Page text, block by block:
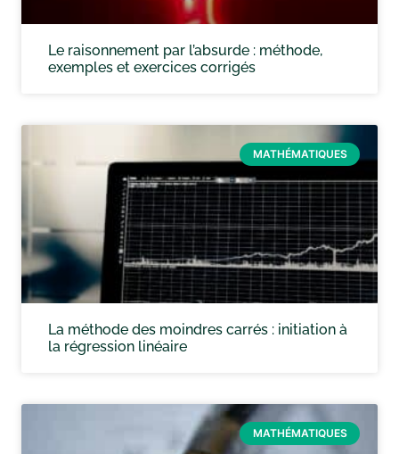
Le raisonnement par l’absurde : méthode,
exemples et exercices corrigés
MATHÉMATIQUES
La méthode des moindres carrés : initiation à
la régression linéaire
MATHÉMATIQUES